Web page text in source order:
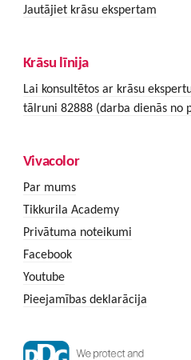
Jautājiet krāsu ekspertam
Krāsu līnija
Lai konsultētos ar krāsu
tālruni 82888 (darba dienās no
Vivacolor
Par mums
Tikkurila Academy
Privātuma noteikumi
Facebook
Youtube
Pieejamības deklarācija